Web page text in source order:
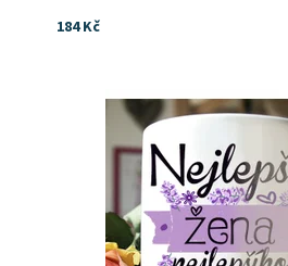
184 Kč
Dostupnost:
Skladem
DejDar